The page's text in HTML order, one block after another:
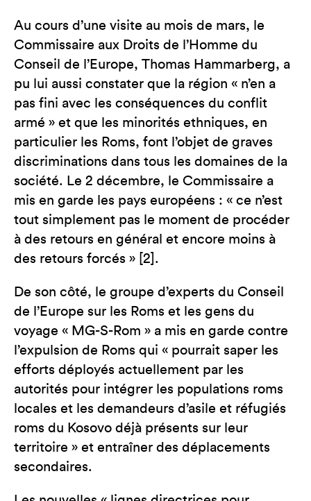
Au cours d’une visite au mois de mars, le
Commissaire aux Droits de l’Homme du
Conseil de l’Europe, Thomas Hammarberg, a
pu lui aussi constater que la région « n’en a
pas fini avec les conséquences du conflit
armé » et que les minorités ethniques, en
particulier les Roms, font l’objet de graves
discriminations dans tous les domaines de la
société. Le 2 décembre, le Commissaire a
mis en garde les pays européens : « ce n’est
tout simplement pas le moment de procéder
à des retours en général et encore moins à
des retours forcés » [2].
De son côté, le groupe d’experts du Conseil
de l’Europe sur les Roms et les gens du
voyage « MG-S-Rom » a mis en garde contre
l’expulsion de Roms qui « pourrait saper les
efforts déployés actuellement par les
autorités pour intégrer les populations roms
locales et les demandeurs d’asile et réfugiés
roms du Kosovo déjà présents sur leur
territoire » et entraîner des déplacements
secondaires.